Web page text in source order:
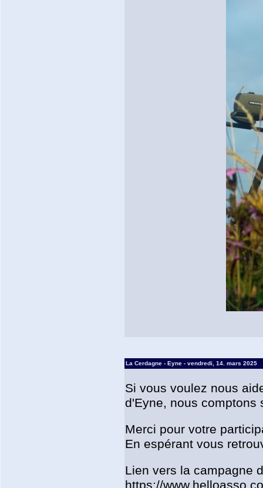
La Cerdagne - Eyne - vendredi, 14. mars 2025
Si vous voulez nous
d'Eyne, nous comptons
Merci pour votre
En espérant vous
Lien vers la campagne